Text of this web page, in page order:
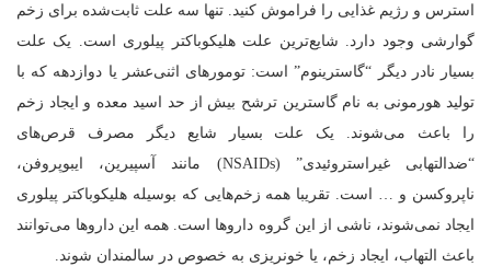
استرس و رژیم غذایی را فراموش کنید. تنها سه علت ثابت‌شده برای زخم
گوارشی وجود دارد. شایع‌ترین علت هلیکوباکتر پیلوری است. یک علت
بسیار نادر دیگر “گاسترینوم” است: تومورهای اثنی‌عشر یا دوازدهه که با
تولید هورمونی به نام گاسترین ترشح بیش از حد اسید معده و ایجاد زخم
را باعث می‌شوند. یک علت بسیار شایع دیگر مصرف قرص‌های
“ضدالتهابی غیراستروئیدی” (NSAIDs) مانند آسپیرین، ایبوپروفن،
ناپروکسن و … است. تقریبا همه زخم‌هایی که بوسیله هلیکوباکتر پیلوری
ایجاد نمی‌شوند، ناشی از این گروه داروها است. همه این داروها می‌توانند
باعث التهاب، ایجاد زخم، یا خونریزی به خصوص در سالمندان شوند.